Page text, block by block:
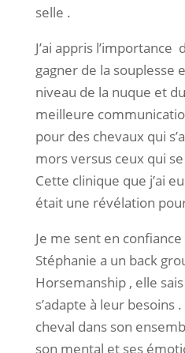
selle .
J’ai appris
gagner de la souplesse
niveau de la nuque et
meilleure
pour des chevaux qui
mors versus ceux qui
Cette clinique que j’ai
était une révélation
Je me sent en
Stéphanie a un back
Horsemanship , elle sais
s’adapte à leur besoins
cheval dans son
son mental et ses